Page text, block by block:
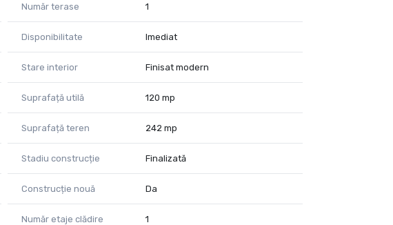
Număr terase 1
Disponibilitate Imediat
Stare interior Finisat modern
Suprafață utilă 120 mp
Suprafață teren 242 mp
Stadiu construcție Finalizată
Construcție nouă Da
Număr etaje clădire 1